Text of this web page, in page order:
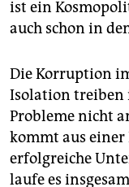
ist ein
auch schon in
Die Korruption
Isolation treiben
Probleme nicht
kommt aus einer
erfolgreiche
laufe es